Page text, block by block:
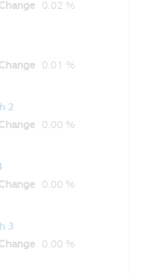
Change 0.02 %
Change 0.01 %
2
Change 0.00 %
Change 0.00 %
3
Change 0.00 %